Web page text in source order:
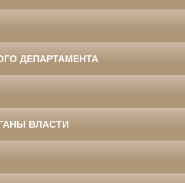
ДЕПАРТАМЕНТА
ВЛАСТИ